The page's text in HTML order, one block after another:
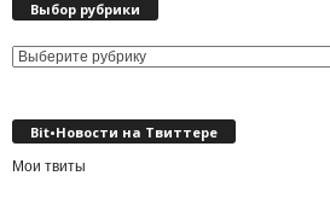
Выбор рубрики
Выбор
Bit•Новости на Твиттере
Мои твиты